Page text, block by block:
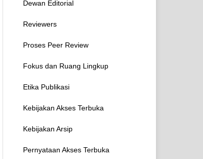
Dewan Editorial
Reviewers
Proses Peer Review
Fokus dan Ruang Lingkup
Etika Publikasi
Kebijakan Akses Terbuka
Kebijakan Arsip
Pernyataan Akses Terbuka